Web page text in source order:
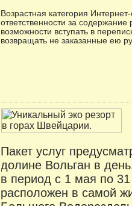
Возрастная категория
ответственности за
возможности вступать в
возвращать не заказанные ею
Пакет услуг
долине Вольган в
в период с 1 мая по
расположен в самой